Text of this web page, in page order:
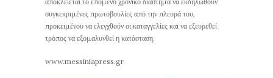
συγκεκριμένες πρωτοβουλίες από την πλευρά του,
προκειμένου να ελεγχθούν οι καταγγελίες και να εξευρεθεί
τρόπος να εξομαλυνθεί η κατάσταση.
www.messiniapress.gr